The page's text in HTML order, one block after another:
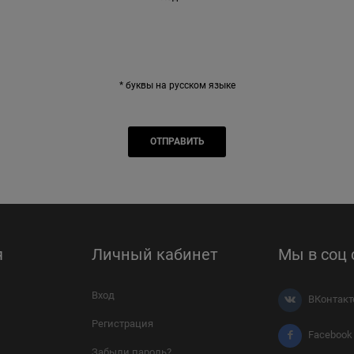
* буквы на русском языке
Личный кабинет
Вход
Регистрация
Мы в соц
Facebook